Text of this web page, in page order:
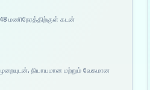
மணிநேரத்திற்குள் கடன்
நியாயமான மற்றும் வேகமான